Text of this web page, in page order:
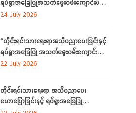
ရပ်ရွာအခြေပြုအသက်မွေးဝမ်းကျောင်းပညာ
လိုအပ်ချက်တို့ကို ဆန်းစစ်စီမံခြင်းအစီအစဉ်
ပြုလုပ်
24 July 2026
“တိုင်းရင်းသားရေးရာအသိပညာပေးခြင်းနှင့်
ရပ်ရွာအခြေပြု အသက်မွေးဝမ်းကျောင်း
ပညာလိုအပ်ချက် ဆန်းစစ်စီမံခြင်း
ကို ရန်ကုန်တိုင်းဒေသကြီးတွင် ကျင်းပပြုလုပ်
22 July 2026
တိုင်းရင်းသားရေးရာ အသိပညာပေး
ဟောပြောခြင်းနှင့် ရပ်ရွာအခြေပြု